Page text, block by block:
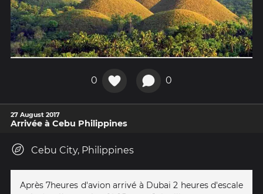
0 0
27 August 2017
Arrivée à Cebu Philippines
Cebu City, Philippines
Après 7heures d'avion arrivé à Dubai 2 heures d'escale